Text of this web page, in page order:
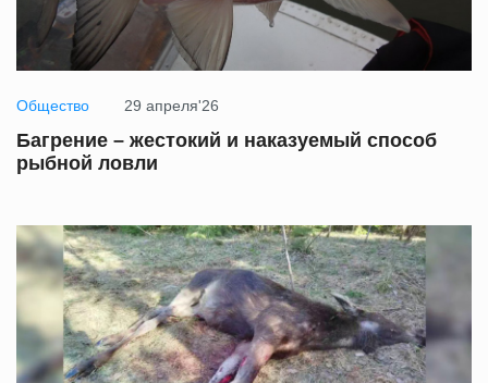
Общество 29 апреля'26
Багрение – жестокий и наказуемый способ
рыбной ловли